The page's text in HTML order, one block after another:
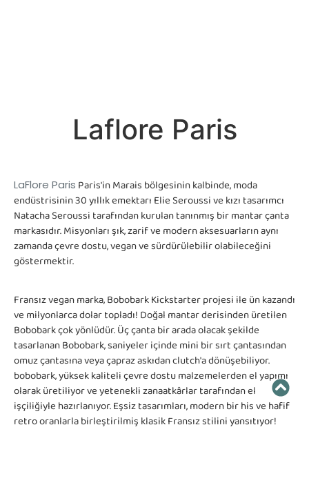
Laflore Paris
LaFlore Paris Paris'in Marais bölgesinin kalbinde, moda
endüstrisinin 30 yıllık emektarı Elie Seroussi ve kızı tasarımcı
Natacha Seroussi tarafından kurulan tanınmış bir mantar çanta
markasıdır. Misyonları şık, zarif ve modern aksesuarların aynı
zamanda çevre dostu, vegan ve sürdürülebilir olabileceğini
göstermektir.
Fransız vegan marka, Bobobark Kickstarter projesi ile ün kazandı
ve milyonlarca dolar topladı! Doğal mantar derisinden üretilen
Bobobark çok yönlüdür. Üç çanta bir arada olacak şekilde
tasarlanan Bobobark, saniyeler içinde mini bir sırt çantasından
omuz çantasına veya çapraz askıdan clutch'a dönüşebiliyor.
bobobark, yüksek kaliteli çevre dostu malzemelerden el yapımı
olarak üretiliyor ve yetenekli zanaatkârlar tarafından el
işçiliğiyle hazırlanıyor. Eşsiz tasarımları, modern bir his ve hafif
retro oranlarla birleştirilmiş klasik Fransız stilini yansıtıyor!